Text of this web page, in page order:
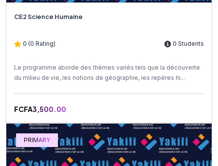
CE2 Science Humaine
0 (0 Rating) 0 Students
Le programme aborde des thèmes variés tels que la découverte
du milieu de vie, les notions de géographie, les repères hi...
FCFA3,500.00
PRIMARY